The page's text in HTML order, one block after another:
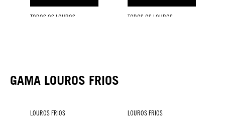
TODOS OS LOUROS TODOS OS LOUROS
GAMA LOUROS FRIOS
LOUROS FRIOS LOUROS FRIOS